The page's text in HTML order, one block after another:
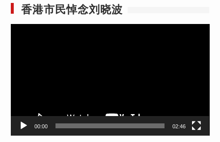
香港市民悼念刘晓波
00:00 02:46